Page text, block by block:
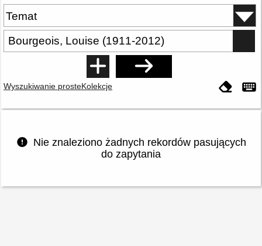
Wyszukiwanie prosteKolekcje
Nie znaleziono żadnych rekordów pasujących
do zapytania